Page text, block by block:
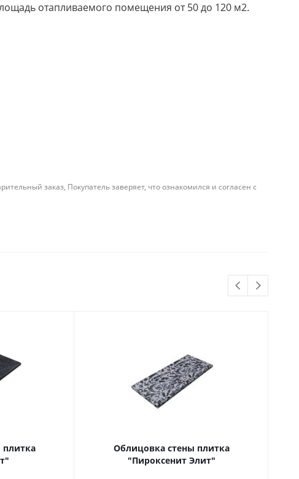
отапливаемого помещения от 50 до 120 м2.
заказ, Покупатель заверяет, что ознакомился и согласен с
Облицовка стены плитка
"Пироксенит Элит"